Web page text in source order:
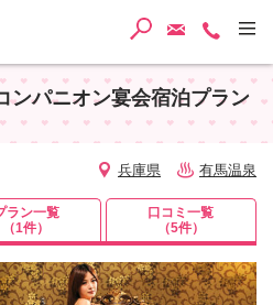
ご予約・
検索
ンパニオン宴会宿泊プラン
兵庫県 有馬温泉
ラン一覧
（1件）
口コミ一覧
（5件）